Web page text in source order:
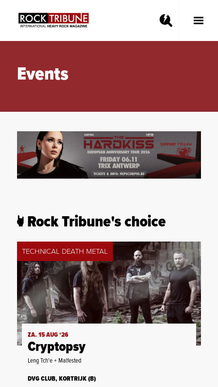
Toggle
Events
Rock Tribune's choice
TECHNICAL DEATH METAL
ZA. 15 AUG ‘26
Cryptopsy
Leng Tch'e + Malfested
DVG CLUB, KORTRIJK (B)